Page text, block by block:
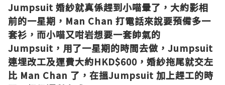
Jumpsuit 婚紗就真係趕到小喵暈了，大約影相
前的一星期，Man Chan 打電話來說要預備多一
套衫，而小喵又咁岩想要一套帥氣的
Jumpsuit，用了一星期的時間去做，Jumpsuit
連埋改工及運費大約HKD$600，婚紗拖尾就交左
比 Man Chan 了，在搵Jumpsuit 加上趕工的時